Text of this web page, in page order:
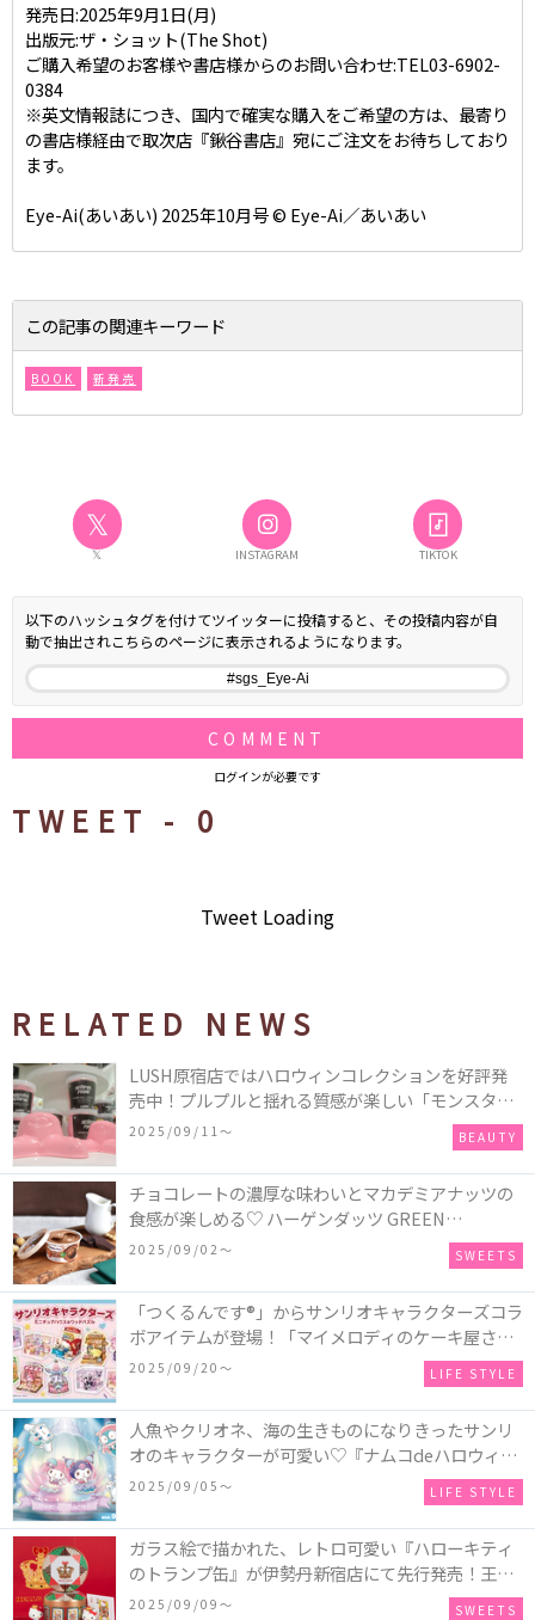
発売日:2025年9月1日(月)
出版元:ザ・ショット(The Shot)
ご購入希望のお客様や書店様からのお問い合わせ:TEL03-6902-
0384
※英文情報誌につき、国内で確実な購入をご希望の方は、最寄り
の書店様経由で取次店『鍬谷書店』宛にご注文をお待ちしており
ます。
Eye-Ai(あいあい) 2025年10月号 © Eye-Ai／あいあい
この記事の関連キーワード
BOOK 新発売
𝕏
𝕏 INSTAGRAM TIKTOK
以下のハッシュタグを付けてツイッターに投稿すると、その投稿内容が自
動で抽出されこちらのページに表示されるようになります。
COMMENT
ログインが必要です
TWEET - 0
Tweet Loading
RELATED NEWS
LUSH原宿店ではハロウィンコレクションを好評発
売中！プルプルと揺れる質感が楽しい「モンスター
オクトパス」や定番の「ゴースティー」「パンキン
2025/09/11〜 BEAUTY
チョコレートの濃厚な味わいとマカデミアナッツの
食感が楽しめる♡ ハーゲンダッツ GREEN
CRAFT(グリーンクラフト) ミニカップ『チョコレー
2025/09/02〜 SWEETS
「つくるんです®」からサンリオキャラクターズコラ
ボアイテムが登場！「マイメロディのケーキ屋さ
ん」などミニチュアハウス8種類と、「シナモロール
のメリーゴーランド」などオルゴールで動く仕掛け
付きのウッドパズル2種類♪
2025/09/20〜 LIFE STYLE
人魚やクリオネ、海の生きものになりきったサンリ
オのキャラクターが可愛い♡『ナムコdeハロウィン
2025～マーメイドファンタジー～』全国のアミュー
ズメント施設「ナムコ」「ナムコオンラインクレー
ン」で開催！
2025/09/05〜 LIFE STYLE
ガラス絵で描かれた、レトロ可愛い『ハローキティ
のトランプ缶』が伊勢丹新宿店にて先行発売！王冠
キティのフィギュア、キティトランプのステッカー
2025/09/09〜 SWEETS